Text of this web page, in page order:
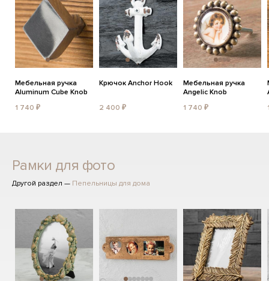
Мебельная ручка
Aluminum Cube Knob
1 740 ₽
Крючок Anchor Hook
2 400 ₽
Мебельная ручка
Angelic Knob
1 740 ₽
Рамки для фото
Другой раздел — Пепельницы для дома